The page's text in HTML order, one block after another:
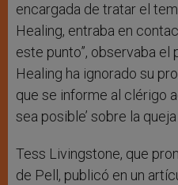
encargada de tratar el
Healing, entraba en
este punto”, observaba el
Healing ha ignorado su
que se informe al clérigo
sea posible’ sobre la
Tess Livingstone, que
de Pell, publicó en un